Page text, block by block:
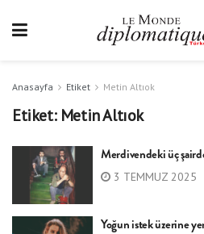
Anasayfa Etiket Metin Altıok
Etiket: Metin Altıok
Merdivendeki üç
3 TEMMUZ 2025
Yoğun istek üzerine